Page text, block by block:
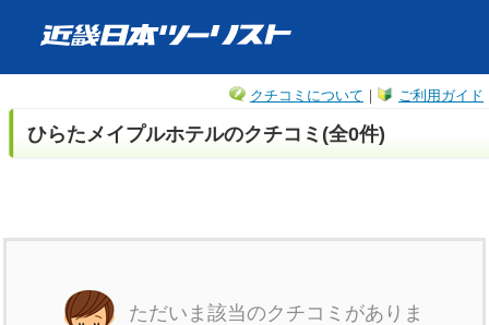
ご利用ガイド
クチコミについて ｜
ひらたメイプルホテルのクチコミ(全0件)
ただいま該当のクチコミがありま